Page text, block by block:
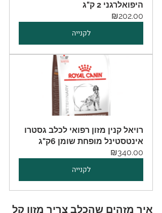
היפואלרגני 2 ק"ג
₪202.00
לקנייה
רויאל קנין מזון רפואי לכלב גסטרו
אינטסטינל מופחת שומן 6ק"ג
₪340.00
לקנייה
איך מזהים שהכלב צריך מזון קל